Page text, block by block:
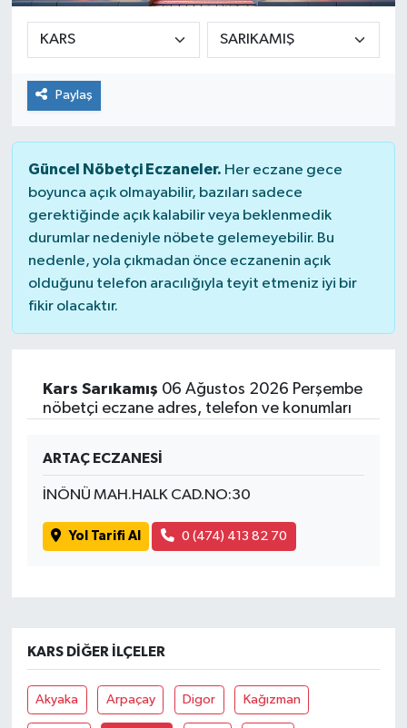
Paylaş
Güncel Nöbetçi Eczaneler. Her eczane gece
boyunca açık olmayabilir, bazıları sadece
gerektiğinde açık kalabilir veya beklenmedik
durumlar nedeniyle nöbete gelemeyebilir. Bu
nedenle, yola çıkmadan önce eczanenin açık
olduğunu telefon aracılığıyla teyit etmeniz iyi bir
fikir olacaktır.
Kars Sarıkamış 06 Ağustos 2026 Perşembe
nöbetçi eczane adres, telefon ve konumları
ARTAÇ ECZANESİ
İNÖNÜ MAH.HALK CAD.NO:30
Yol Tarifi Al 0 (474) 413 82 70
KARS DIĞER İLÇELER
Akyaka Arpaçay Digor Kağızman